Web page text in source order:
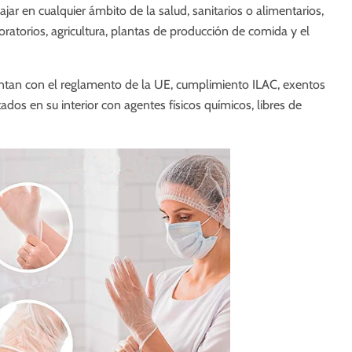
en cualquier ámbito de la salud, sanitarios o alimentarios,
agricultura, plantas de producción de comida y el
con el reglamento de la UE, cumplimiento ILAC, exentos
en su interior con agentes físicos químicos, libres de